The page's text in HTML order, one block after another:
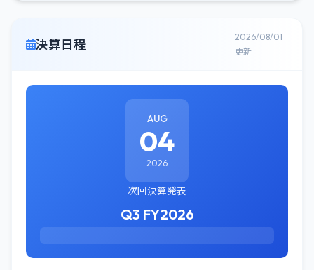
決算日程
2026/08/01
更新
AUG
04
2026
次回決算発表
Q3 FY2026